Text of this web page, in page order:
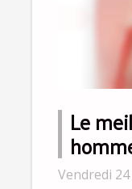
Le
la
Vendredi